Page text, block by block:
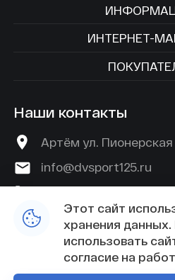
ИНТЕРНЕТ-
Наши контакты
Артём ул. Пионерская
info@dvsport125.ru
Этот сайт
хранения
использовать
согласие на